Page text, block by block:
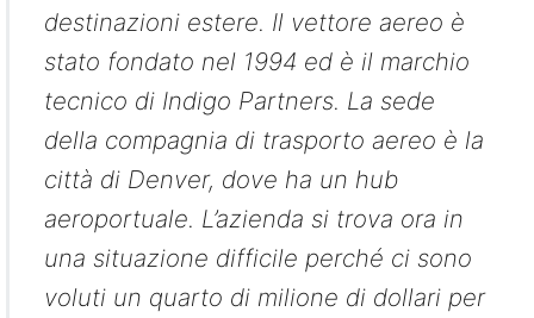
destinazioni estere. Il vettore aereo è
stato fondato nel 1994 ed è il marchio
tecnico di Indigo Partners. La sede
della compagnia di trasporto aereo è la
città di Denver, dove ha un hub
aeroportuale. L’azienda si trova ora in
una situazione difficile perché ci sono
voluti un quarto di milione di dollari per